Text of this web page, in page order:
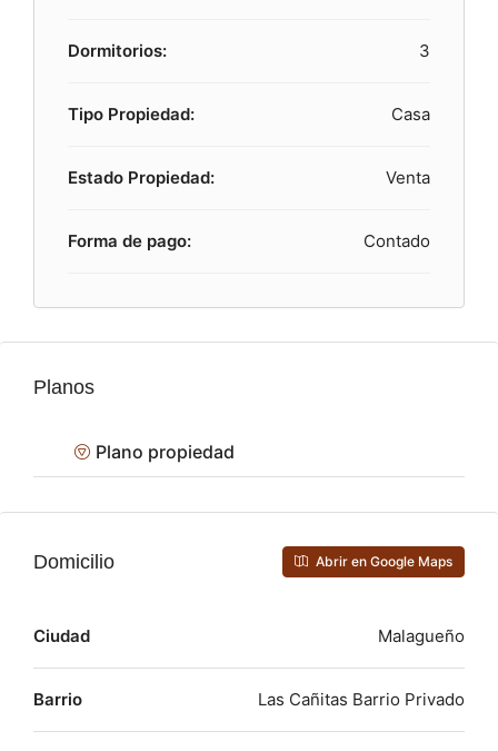
Dormitorios: 3
Tipo Propiedad: Casa
Estado Propiedad: Venta
Forma de pago: Contado
Planos
Plano propiedad
Domicilio Abrir en Google Maps
Ciudad Malagueño
Barrio Las Cañitas Barrio Privado